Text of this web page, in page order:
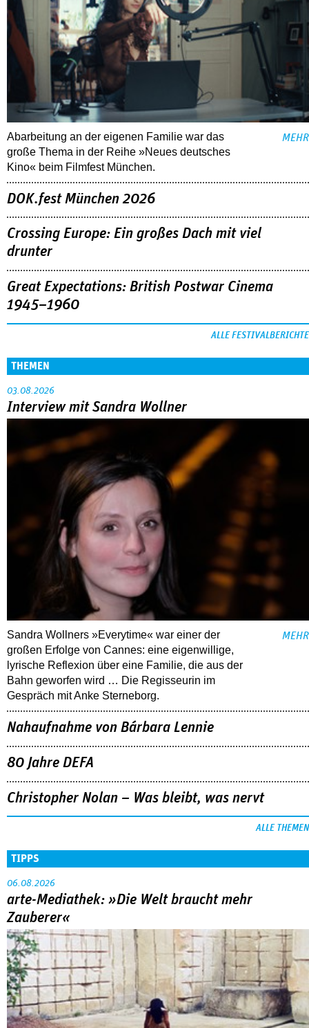
Abarbeitung an der eigenen Familie war das
große Thema in der Reihe »Neues deutsches
Kino« beim Filmfest München.
MEHR
DOK.fest München 2026
Crossing Europe: Ein großes Dach mit viel
drunter
Great Expectations: British Postwar Cinema
1945–1960
ALLE FESTIVALBERICHTE
THEMEN
03.08.2026
Interview mit Sandra Wollner
Sandra Wollners »Everytime« war einer der
großen Erfolge von Cannes: eine eigenwillige,
lyrische Reflexion über eine ­Familie, die aus der
Bahn geworfen wird … Die Regisseurin im
Gespräch mit Anke Sterneborg.
MEHR
Nahaufnahme von Bárbara Lennie
80 Jahre DEFA
Christopher Nolan – Was bleibt, was nervt
ALLE THEMEN
TIPPS
06.08.2026
arte-Mediathek: »Die Welt braucht mehr
Zauberer«